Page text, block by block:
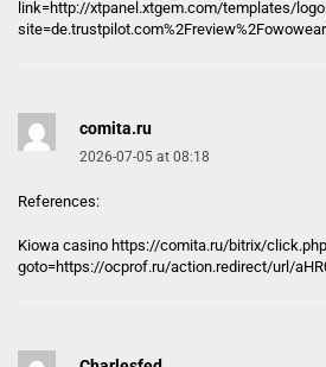
link=http://xtpanel.xtgem.com/templates/
comita.ru
2026-07-05 at 08:18
References:
Kiowa casino https://comita.ru/bitrix/
goto=https://ocprof.ru/action.redirect/url/